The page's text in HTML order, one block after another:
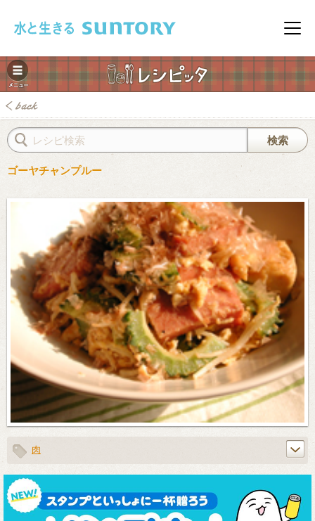
メニ
レシピ
ゴーヤチャンプルー
肉